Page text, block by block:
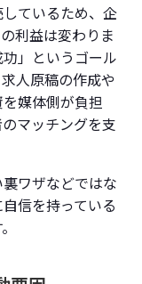
ているため、企
利益は変わりま
」というゴール
人原稿の作成や
媒体側が負担
マッチングを支
ワザなどではな
信を持っている